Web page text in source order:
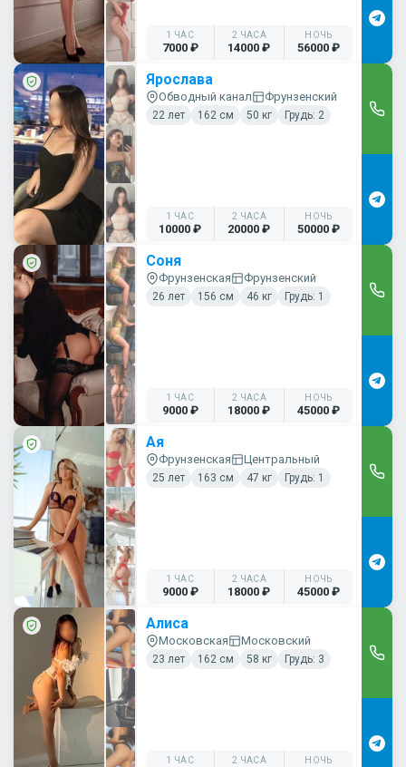
1 ЧАС
7000 ₽
2 ЧАСА
14000 ₽
НОЧЬ
56000 ₽
Ярослава
Обводный канал Фрунзенский
22 лет 162 см 50 кг Грудь: 2
1 ЧАС
10000 ₽
2 ЧАСА
20000 ₽
НОЧЬ
50000 ₽
Соня
Фрунзенская Фрунзенский
26 лет 156 см 46 кг Грудь: 1
1 ЧАС
9000 ₽
2 ЧАСА
18000 ₽
НОЧЬ
45000 ₽
Ая
Фрунзенская Центральный
25 лет 163 см 47 кг Грудь: 1
1 ЧАС
9000 ₽
2 ЧАСА
18000 ₽
НОЧЬ
45000 ₽
Алиса
Московская Московский
23 лет 162 см 58 кг Грудь: 3
1 ЧАС 2 ЧАСА НОЧЬ